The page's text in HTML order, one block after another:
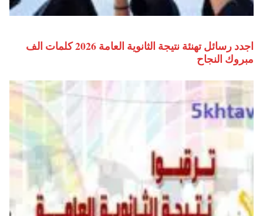
اجدد رسائل تهنئة نتيجة الثانوية العامة 2026 كلمات الف
مبروك النجاح